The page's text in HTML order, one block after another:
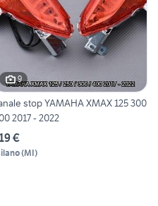
9
stop YAMAHA XMAX 125 300
2017 - 2022
€
(MI)